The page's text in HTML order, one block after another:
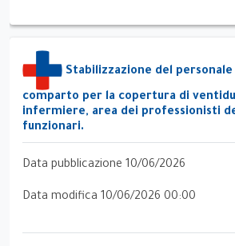
Stabilizzazione del
comparto per la copertura di
infermiere, area dei professionisti
funzionari.
Data pubblicazione 10/06/2026
Data modifica 10/06/2026 00:00